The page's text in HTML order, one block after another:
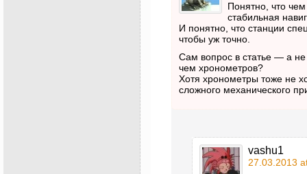
Понятно, что
стабильная
И понятно, что станции
чтобы уж точно.
Сам вопрос в статье — а
чем хронометров?
Хотя хронометры тоже не
сложного механического
vashu1
27.03.2013